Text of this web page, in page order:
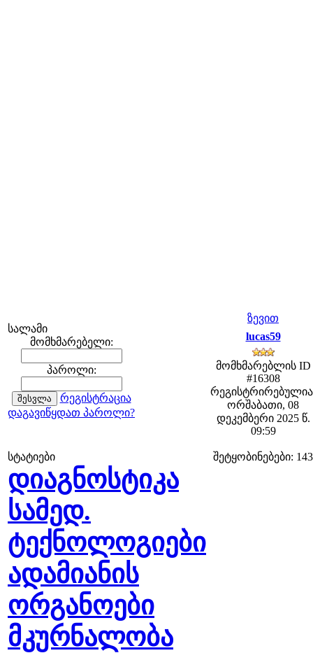
სალამი
მომხმარებელი:
პაროლი:
რეგისტრაცია
დაგავიწყდათ პაროლი?
სტატიები
დიაგნოსტიკა
სამედ.
ტექნოლოგიები
ადამიანის
ორგანოები
მკურნალობა
ზევით
lucas59
მომხმარებლის ID
#16308
ორშაბათი, 08
დეკემბერი 2025 წ.
09:59
შეტყობინებები: 143